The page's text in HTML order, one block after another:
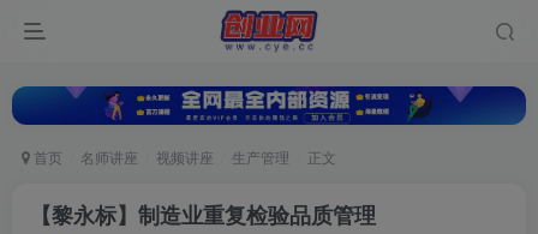
首页 名师讲座 视频讲座 生产管理 正文
【黎永标】制造业重复检验品质管理